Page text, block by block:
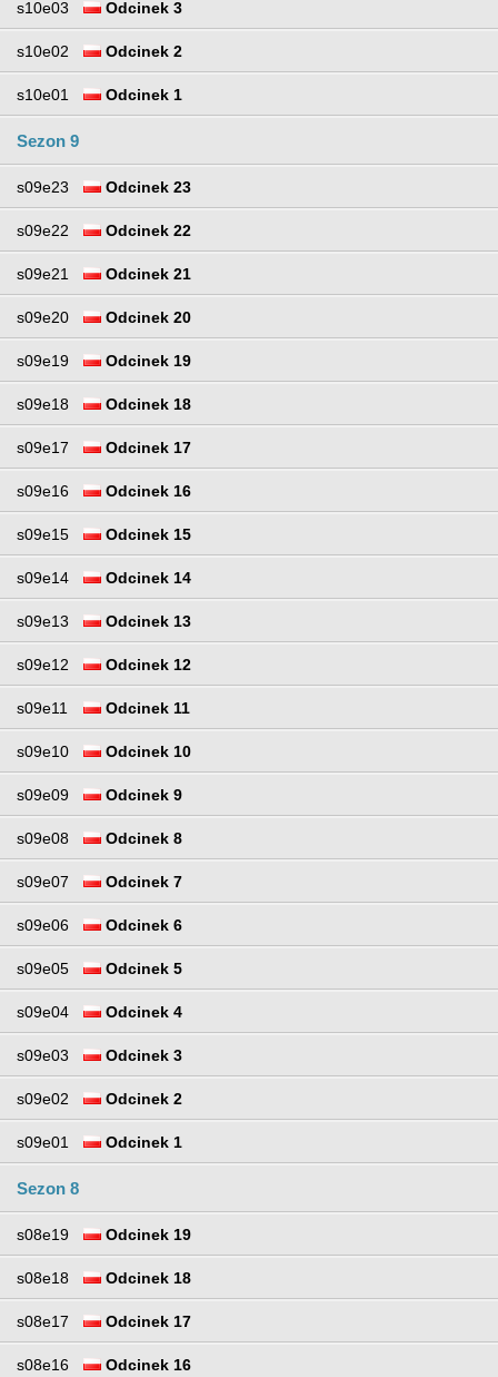
s10e03 Odcinek 3
s10e02 Odcinek 2
s10e01 Odcinek 1
Sezon 9
s09e23 Odcinek 23
s09e22 Odcinek 22
s09e21 Odcinek 21
s09e20 Odcinek 20
s09e19 Odcinek 19
s09e18 Odcinek 18
s09e17 Odcinek 17
s09e16 Odcinek 16
s09e15 Odcinek 15
s09e14 Odcinek 14
s09e13 Odcinek 13
s09e12 Odcinek 12
s09e11 Odcinek 11
s09e10 Odcinek 10
s09e09 Odcinek 9
s09e08 Odcinek 8
s09e07 Odcinek 7
s09e06 Odcinek 6
s09e05 Odcinek 5
s09e04 Odcinek 4
s09e03 Odcinek 3
s09e02 Odcinek 2
s09e01 Odcinek 1
Sezon 8
s08e19 Odcinek 19
s08e18 Odcinek 18
s08e17 Odcinek 17
s08e16 Odcinek 16